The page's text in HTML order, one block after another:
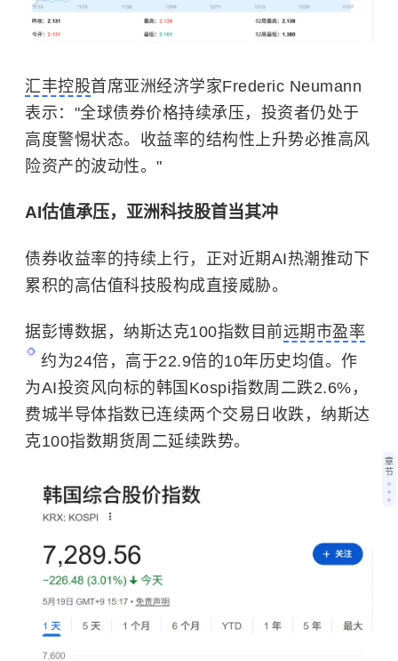
汇丰控股首席亚洲经济学家Frederic Neumann
表示："全球债券价格持续承压，投资者仍处于
高度警惕状态。收益率的结构性上升势必推高风
险资产的波动性。"
AI估值承压，亚洲科技股首当其冲
债券收益率的持续上行，正对近期AI热潮推动下
累积的高估值科技股构成直接威胁。
据彭博数据，纳斯达克100指数目前远期市盈率
约为24倍，高于22.9倍的10年历史均值。作
为AI投资风向标的韩国Kospi指数周二跌2.6%，
费城半导体指数已连续两个交易日收跌，纳斯达
克100指数期货周二延续跌势。
章
节